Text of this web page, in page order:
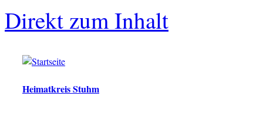
Direkt zum Inhalt
Heimatkreis Stuhm